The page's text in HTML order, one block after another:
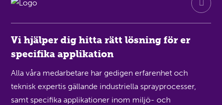
Vi hjälper dig hitta rätt lösning för er
specifika applikation
Alla våra medarbetare har gedigen erfarenhet och
teknisk expertis gällande industriella sprayprocesser,
samt specifika applikationer inom miljö- och